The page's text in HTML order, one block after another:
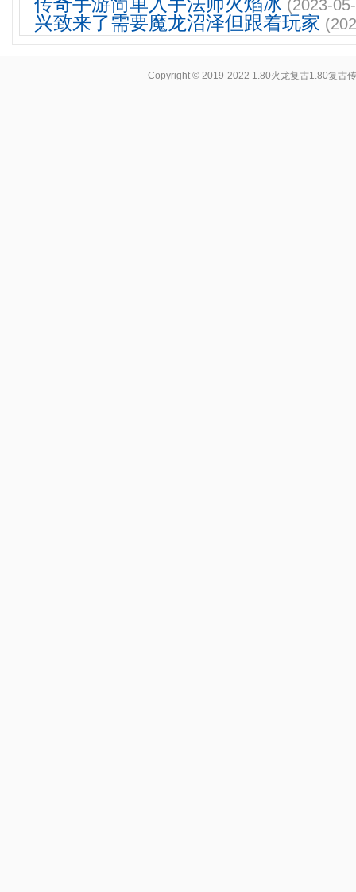
(2023-
兴致来了需要魔龙沼泽但跟着玩家
Copyright © 2019-2022 1.80火龙复古1.80复古